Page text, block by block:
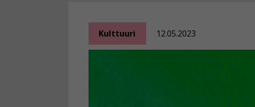
Kulttuuri 12.05.2023